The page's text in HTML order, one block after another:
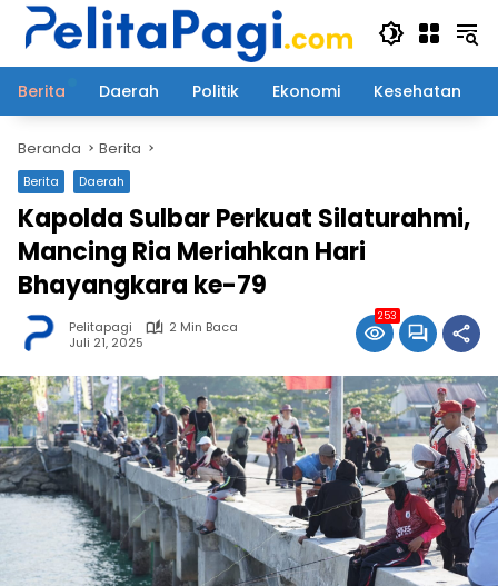
Langsung
Berita
Daerah Politik Ekonomi Kesehatan
Beranda Berita
Berita Daerah
Kapolda Sulbar Perkuat Silaturahmi,
Mancing Ria Meriahkan Hari
Bhayangkara ke-79
Pelitapagi
2 Min Baca
Juli 21, 2025
253